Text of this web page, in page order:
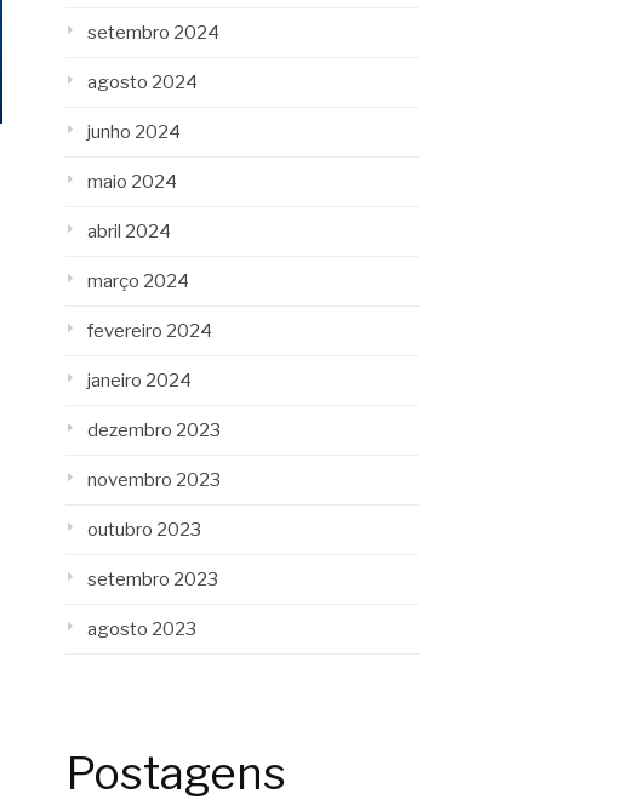
setembro 2024
agosto 2024
junho 2024
maio 2024
abril 2024
março 2024
fevereiro 2024
janeiro 2024
dezembro 2023
novembro 2023
outubro 2023
setembro 2023
agosto 2023
Postagens